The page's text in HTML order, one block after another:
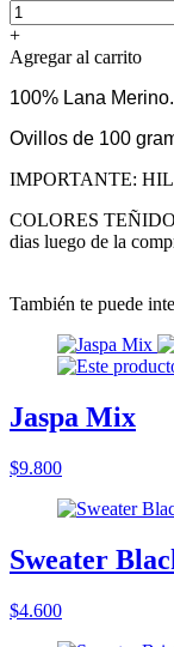
+
Agregar al carrito
100% Lana Merino.
Ovillos de 100
IMPORTANTE:
COLORES
dias luego de la
También te puede
Jaspa Mix
$9.800
Sweater
$4.600